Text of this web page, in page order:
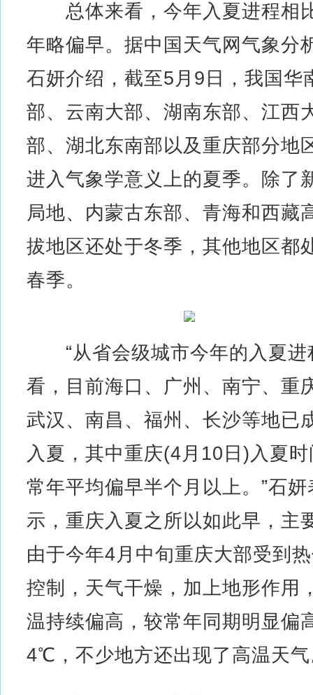
总体来看，今年入夏进程相
年略偏早。据中国天气网气象分
石妍介绍，截至5月9日，我国华
部、云南大部、湖南东部、江西
部、湖北东南部以及重庆部分地
进入气象学意义上的夏季。除了
局地、内蒙古东部、青海和西藏
拔地区还处于冬季，其他地区都
春季。
“从省会级城市今年的入夏进
看，目前海口、广州、南宁、重
武汉、南昌、福州、长沙等地已
入夏，其中重庆(4月10日)入夏
常年平均偏早半个月以上。”石妍
示，重庆入夏之所以如此早，主
由于今年4月中旬重庆大部受到
控制，天气干燥，加上地形作用
温持续偏高，较常年同期明显偏
4℃，不少地方还出现了高温天